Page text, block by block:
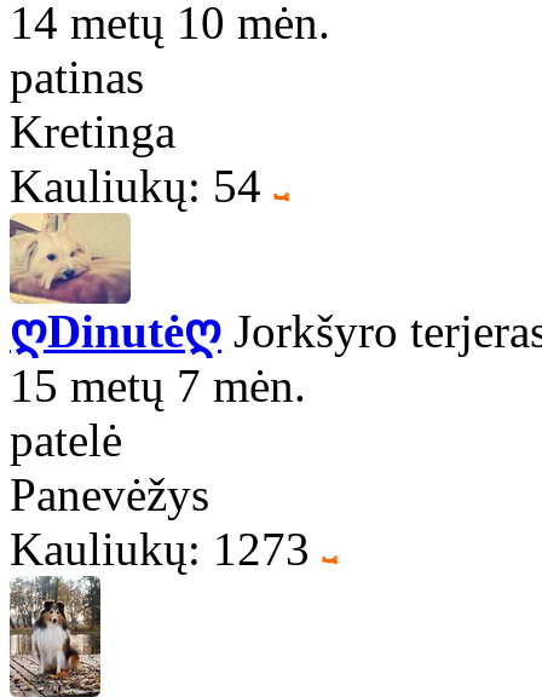
14 metų 10 mėn.
patinas
Kretinga
Kauliukų: 54
ღDinutėღ Jorkšyro
15 metų 7 mėn.
patelė
Panevėžys
Kauliukų: 1273